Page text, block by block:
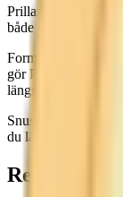
Prillan Portion är en
både smak och
Formatet är large/
gör Prillan Portion
längre ner på denna
Snuset är tillverkat
du längre ner på
Recept för